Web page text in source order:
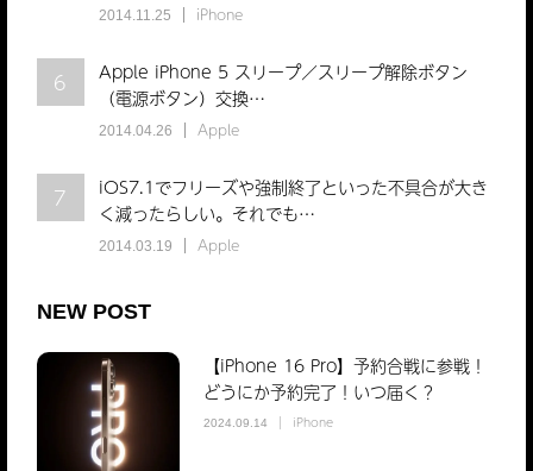
2014.11.25 iPhone
6
Apple iPhone 5 スリープ／スリープ解除ボタン
（電源ボタン）交換…
2014.04.26 Apple
7
iOS7.1でフリーズや強制終了といった不具合が大き
く減ったらしい。それでも…
2014.03.19 Apple
NEW POST
【iPhone 16 Pro】予約合戦に参戦！
どうにか予約完了！いつ届く？
2024.09.14 iPhone